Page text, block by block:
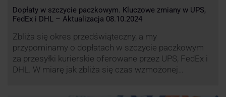
Dopłaty w szczycie paczkowym. Kluczowe zmiany w UPS,
FedEx i DHL – Aktualizacja 08.10.2024
Zbliża się okres przedświąteczny, a my
przypominamy o dopłatach w szczycie paczkowym
za przesyłki kurierskie oferowane przez UPS, FedEx i
DHL. W miarę jak zbliża się czas wzmożonej